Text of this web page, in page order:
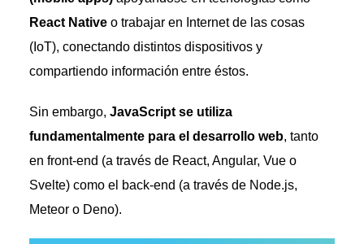
React Nativeo trabajar en Internet de las cosas
(IoT), conectando distintos dispositivos y
compartiendo información entre éstos.
Sin embargo, JavaScript se utiliza
fundamentalmente para el desarrollo web, tanto
en front-end (a través de React, Angular, Vue o
Svelte) como el back-end (a través de Node.js,
Meteor o Deno).